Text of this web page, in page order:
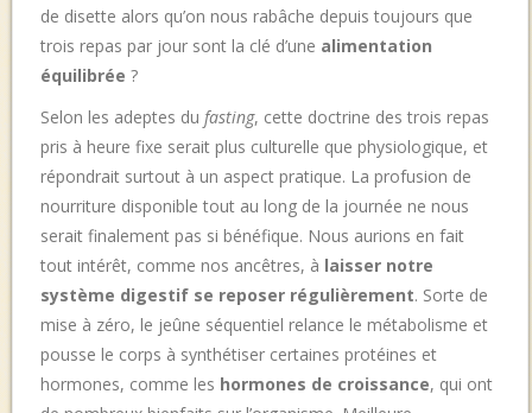
de disette alors qu’on nous rabâche depuis toujours que
trois repas par jour sont la clé d’une alimentation
équilibrée ?
Selon les adeptes du fasting, cette doctrine des trois repas
pris à heure fixe serait plus culturelle que physiologique, et
répondrait surtout à un aspect pratique. La profusion de
nourriture disponible tout au long de la journée ne nous
serait finalement pas si bénéfique. Nous aurions en fait
tout intérêt, comme nos ancêtres, à laisser notre
système digestif se reposer régulièrement. Sorte de
mise à zéro, le jeûne séquentiel relance le métabolisme et
pousse le corps à synthétiser certaines protéines et
hormones, comme les hormones de croissance, qui ont